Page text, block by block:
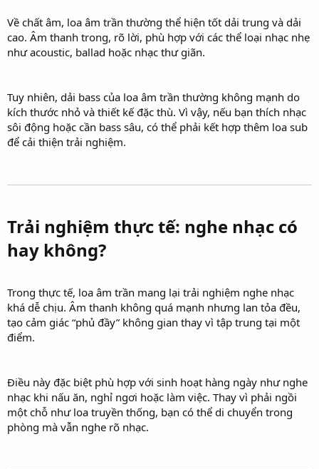
Về chất âm, loa âm trần thường thể hiện tốt dải trung và dải
cao. Âm thanh trong, rõ lời, phù hợp với các thể loại nhạc nhẹ
như acoustic, ballad hoặc nhạc thư giãn.
Tuy nhiên, dải bass của loa âm trần thường không mạnh do
kích thước nhỏ và thiết kế đặc thù. Vì vậy, nếu bạn thích nhạc
sôi động hoặc cần bass sâu, có thể phải kết hợp thêm loa sub
để cải thiện trải nghiệm.
Trải nghiệm thực tế: nghe nhạc có
hay không?​
Trong thực tế, loa âm trần mang lại trải nghiệm nghe nhạc
khá dễ chịu. Âm thanh không quá mạnh nhưng lan tỏa đều,
tạo cảm giác “phủ đầy” không gian thay vì tập trung tại một
điểm.
Điều này đặc biệt phù hợp với sinh hoạt hàng ngày như nghe
nhạc khi nấu ăn, nghỉ ngơi hoặc làm việc. Thay vì phải ngồi
một chỗ như loa truyền thống, bạn có thể di chuyển trong
phòng mà vẫn nghe rõ nhạc.